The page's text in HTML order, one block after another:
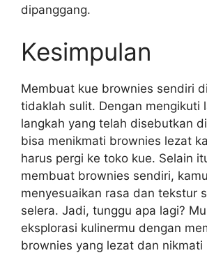
dipanggang.
Kesimpulan
Membuat kue brownies sendiri
tidaklah sulit. Dengan mengikuti
langkah yang telah disebutkan
bisa menikmati brownies lezat
harus pergi ke toko kue. Selain
membuat brownies sendiri,
menyesuaikan rasa dan tekstur
selera. Jadi, tunggu apa lagi?
eksplorasi kulinermu dengan
brownies yang lezat dan nikmati